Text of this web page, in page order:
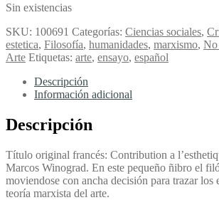
Sin existencias
SKU: 100691 Categorías: Ciencias sociales,
estetica, Filosofía, humanidades, marxismo,
Arte Etiquetas: arte, ensayo, español
Descripción
Información adicional
Descripción
Título original francés: Contribution a
Marcos Winograd. En este pequeño ñibro el
moviendose con ancha decisión para trazar los
teoría marxista del arte.